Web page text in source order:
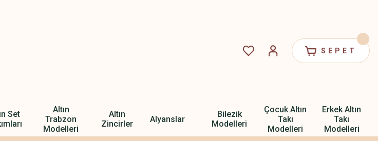
SEPET
Set
Altın
Trabzon
Modelleri
Altın
Zincirler
Alyanslar
Bilezik
Modelleri
Çocuk Altın
Takı
Modelleri
Erkek Altın
Takı
Modelleri